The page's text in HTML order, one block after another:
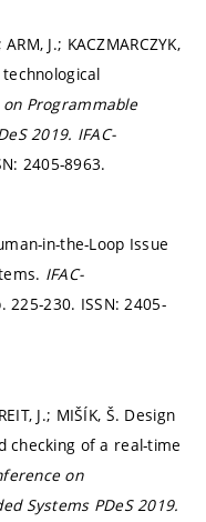
J.; KACZMARCZYK,
on Programmable
2019. IFAC-
2405-8963.
in-the-Loop Issue
IFAC-
225-230. ISSN: 2405-
J.; MIŠÍK, Š. Design
checking of a real-time
on
Systems PDeS 2019.